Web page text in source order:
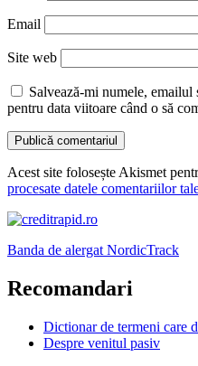
Email
Site web
Salvează-mi numele,
pentru data viitoare când o să
Acest site folosește Akismet
procesate datele comentariilor
Banda de alergat NordicTrack
Recomandari
Dictionar de termeni care
Despre venitul pasiv